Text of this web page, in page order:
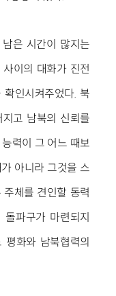
은 시간이 많지는
이의 대화가 진전
인시켜주었다. 북
고 남북의 신뢰를
력이 그 어느 때보
아니라 그것을 스
체를 견인할 동력
파구가 마련되지
화와 남북협력의